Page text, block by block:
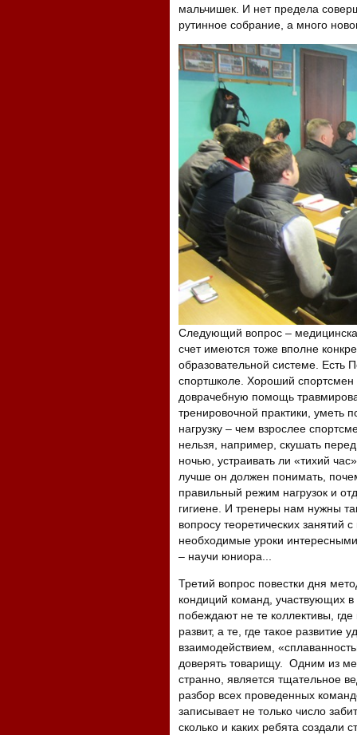
мальчишек. И нет предела
рутинное собрание, а много
Следующий вопрос –
счет имеются тоже вполне
образовательной системе. Есть
спортшколе. Хороший спортсмен
доврачебную помощь
тренировочной практики, уметь
нагрузку – чем взрослее
нельзя, например, скушать
ночью, устраивать ли «тихий
лучше он должен понимать,
правильный режим нагрузок и
гигиене. И тренеры нам нужны
вопросу теоретических занятий
необходимые уроки
– научи юниора...
Третий вопрос повестки дня
кондиций команд, участвующих
побеждают не те коллективы,
развит, а те, где такое
взаимодействием,
доверять товарищу. Одним из
странно, является тщательное
разбор всех проведенных
записывает не только число
сколько и каких ребята создали